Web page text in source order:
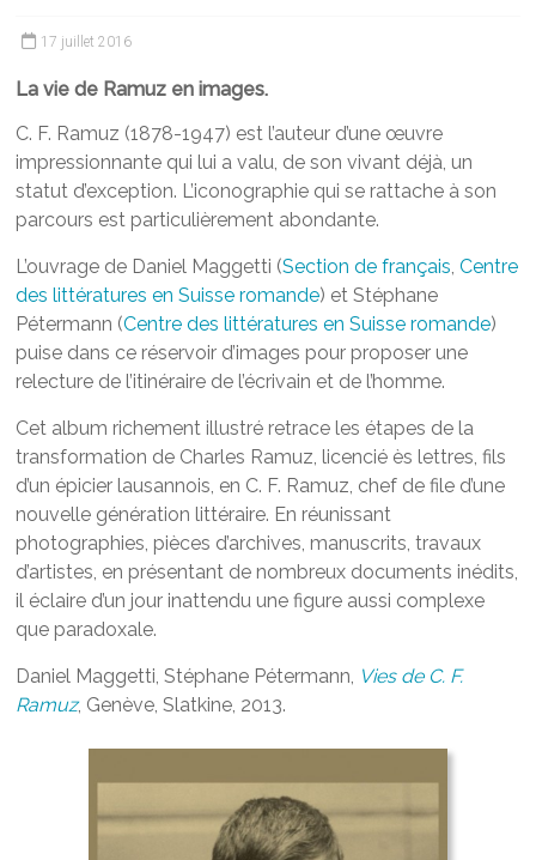
Faculté
des
lettres
17 juillet 2016
La vie de Ramuz en images.
C. F. Ramuz (1878-1947) est l’auteur d’une œuvre
impressionnante qui lui a valu, de son vivant déjà, un
statut d’exception. L’iconographie qui se rattache à son
parcours est particulièrement abondante.
L’ouvrage de Daniel Maggetti (Section de français,Centre
des littératures en Suisse romande) et Stéphane
Pétermann (Centre des littératures en Suisse romande)
puise dans ce réservoir d’images pour proposer une
relecture de l’itinéraire de l’écrivain et de l’homme.
Cet album richement illustré retrace les étapes de la
transformation de Charles Ramuz, licencié ès lettres, fils
d’un épicier lausannois, en C. F. Ramuz, chef de file d’une
nouvelle génération littéraire. En réunissant
photographies, pièces d’archives, manuscrits, travaux
d’artistes, en présentant de nombreux documents inédits,
il éclaire d’un jour inattendu une figure aussi complexe
que paradoxale.
Daniel Maggetti, Stéphane Pétermann, Vies de C. F.
Ramuz, Genève, Slatkine, 2013.